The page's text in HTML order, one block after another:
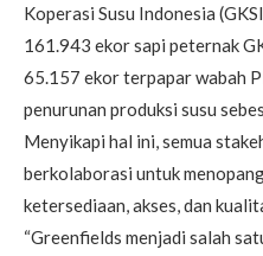
Koperasi Susu Indonesia
161.943 ekor sapi peternak
65.157 ekor terpapar wabah
penurunan produksi susu
Menyikapi hal ini, semua
berkolaborasi untuk
ketersediaan, akses, dan
“Greenfields menjadi salah